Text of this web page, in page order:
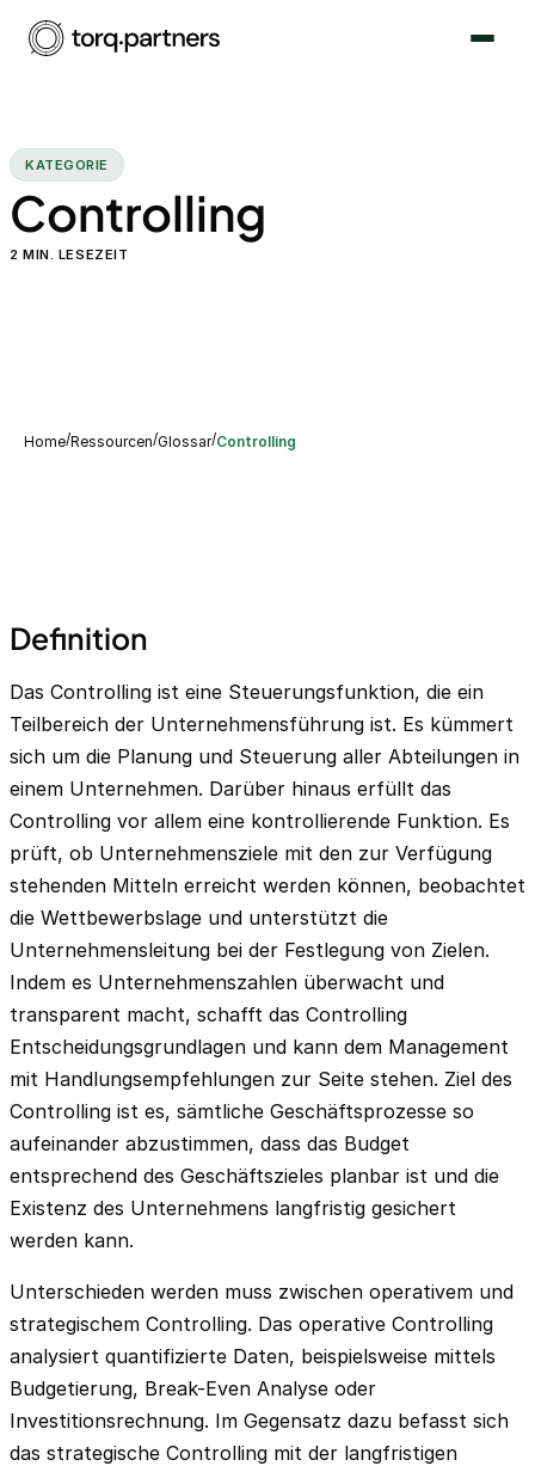
KATEGORIE
Controlling
2 MIN. LESEZEIT
Home/Ressourcen/Glossar/Controlling
Definition
Das Controlling ist eine Steuerungsfunktion, die ein
Teilbereich der Unternehmensführung ist. Es kümmert
sich um die Planung und Steuerung aller Abteilungen in
einem Unternehmen. Darüber hinaus erfüllt das
Controlling vor allem eine kontrollierende Funktion. Es
prüft, ob Unternehmensziele mit den zur Verfügung
stehenden Mitteln erreicht werden können, beobachtet
die Wettbewerbslage und unterstützt die
Unternehmensleitung bei der Festlegung von Zielen.
Indem es Unternehmenszahlen überwacht und
transparent macht, schafft das Controlling
Entscheidungsgrundlagen und kann dem Management
mit Handlungsempfehlungen zur Seite stehen. Ziel des
Controlling ist es, sämtliche Geschäftsprozesse so
aufeinander abzustimmen, dass das Budget
entsprechend des Geschäftszieles planbar ist und die
Existenz des Unternehmens langfristig gesichert
werden kann.
Unterschieden werden muss zwischen operativem und
strategischem Controlling. Das operative Controlling
analysiert quantifizierte Daten, beispielsweise mittels
Budgetierung, Break-Even Analyse oder
Investitionsrechnung. Im Gegensatz dazu befasst sich
das strategische Controlling mit der langfristigen